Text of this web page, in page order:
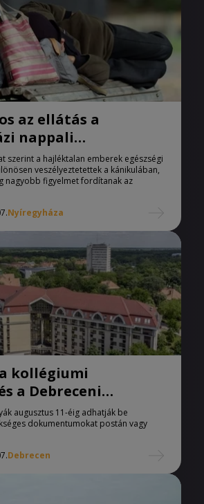
az ellátás a
nappali
szerint a hajléktalan emberek egészségi
veszélyeztetettek a kánikulában,
nagyobb figyelmet fordítanak az
Nyíregyháza
kollégiumi
a Debreceni
augusztus 11-éig adhatják be
dokumentumokat postán vagy
Debrecen